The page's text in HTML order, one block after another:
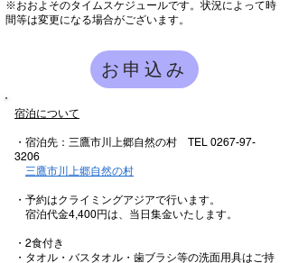
※おおよそのタイムスケジュールです。状況によって時
間等は変更になる場合がございます。
お申込み
宿泊について
・宿泊先：三鷹市川上郷自然の村 TEL 0267-97-
3206
三鷹市川上郷自然の村
・予約はクライミングアジアで行います。
宿泊代金4,400円は、当日集金いたします。
​・2食付き
・タオル・バスタオル・歯ブラシ等の洗面用具はご持